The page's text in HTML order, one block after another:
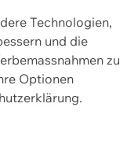
Technologien,
und die
zu
Optionen